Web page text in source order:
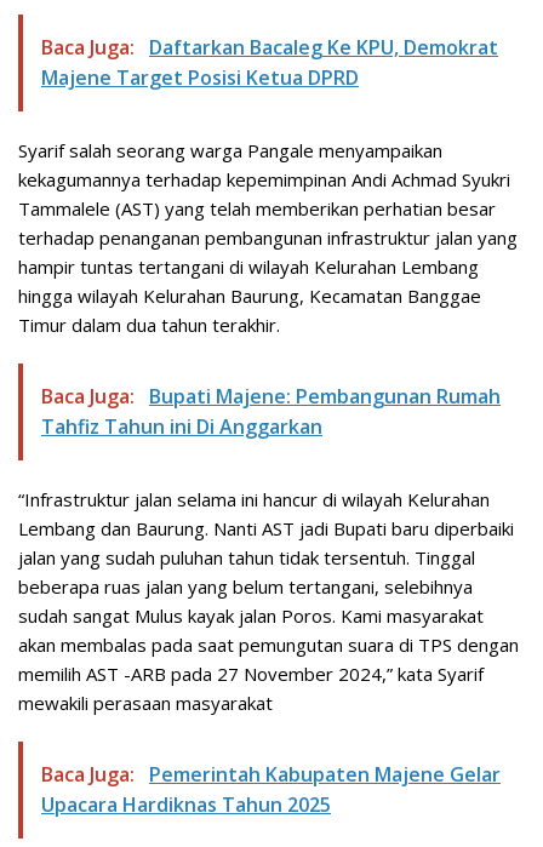
Baca Juga:
Daftarkan Bacaleg Ke KPU, Demokrat
Majene Target Posisi Ketua DPRD
Syarif salah seorang warga Pangale menyampaikan
kekagumannya terhadap kepemimpinan Andi Achmad Syukri
Tammalele (AST) yang telah memberikan perhatian besar
terhadap penanganan pembangunan infrastruktur jalan yang
hampir tuntas tertangani di wilayah Kelurahan Lembang
hingga wilayah Kelurahan Baurung, Kecamatan Banggae
Timur dalam dua tahun terakhir.
Baca Juga:
Bupati Majene: Pembangunan Rumah
Tahfiz Tahun ini Di Anggarkan
“Infrastruktur jalan selama ini hancur di wilayah Kelurahan
Lembang dan Baurung. Nanti AST jadi Bupati baru diperbaiki
jalan yang sudah puluhan tahun tidak tersentuh. Tinggal
beberapa ruas jalan yang belum tertangani, selebihnya
sudah sangat Mulus kayak jalan Poros. Kami masyarakat
akan membalas pada saat pemungutan suara di TPS dengan
memilih AST -ARB pada 27 November 2024,” kata Syarif
mewakili perasaan masyarakat
Baca Juga:
Pemerintah Kabupaten Majene Gelar
Upacara Hardiknas Tahun 2025